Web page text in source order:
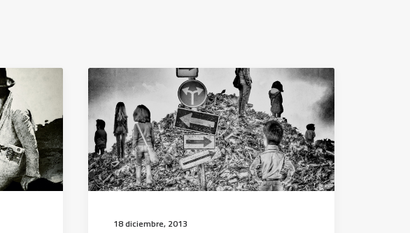
18 diciembre, 2013